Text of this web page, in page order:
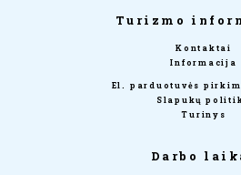
Turizmo
Kontaktai
Informacija
El. parduotuvės
Slapukų
Turinys
Darbo